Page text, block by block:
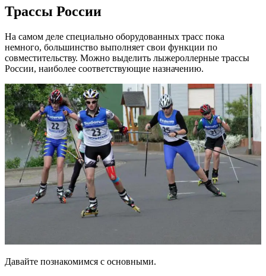
Трассы России
На самом деле специально оборудованных трасс пока
немного, большинство выполняет свои функции по
совместительству. Можно выделить лыжероллерные трассы
России, наиболее соответствующие назначению.
Давайте познакомимся с основными.